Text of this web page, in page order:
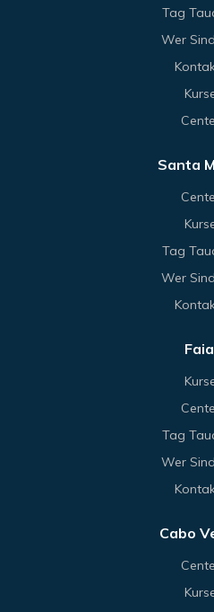
Tag
Wer
Santa
Tag
Wer
Tag
Wer
Cabo